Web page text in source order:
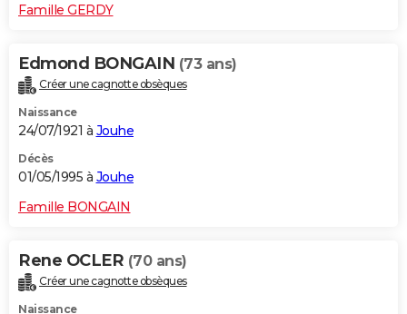
Famille GERDY
Edmond BONGAIN (73 ans)
Créer une cagnotte obsèques
Naissance
24/07/1921 à Jouhe
Décès
01/05/1995 à Jouhe
Famille BONGAIN
Rene OCLER (70 ans)
Créer une cagnotte obsèques
Naissance